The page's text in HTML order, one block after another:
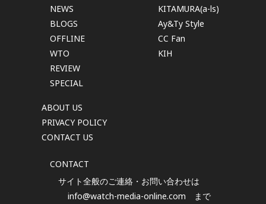
NEWS
BLOGS
OFFLINE
WTO
REVIEW
SPECIAL
ABOUT US
PRIVACY POLICY
CONTACT US
KITAMURA(a-ls)
Ay&Ty Style
CC Fan
KIH
CONTACT
サイト全般のご連絡・お問い合わせは
info@watch-media-online.com まで